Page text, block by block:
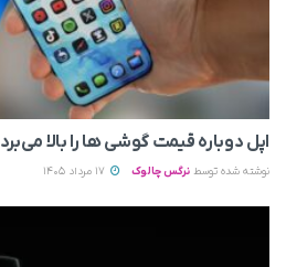
اپل دوباره قیمت‌ گوشی ها را بالا می‌برد
نوشته شده توسط نرگس چالوک